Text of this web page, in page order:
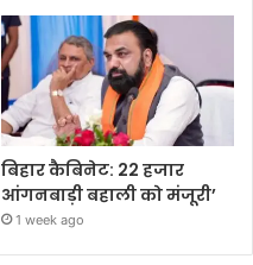
बिहार कैबिनेट: 22 हजार
आंगनबाड़ी बहाली को मंजूरी’
1 week ago